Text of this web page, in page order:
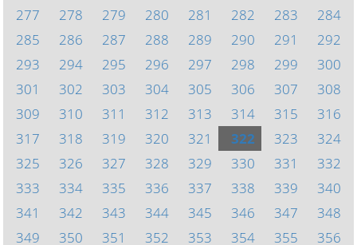
277
278 279 280 281 282 283
284
285
286 287 288 289 290 291
292
293
294 295 296 297 298 299
300
301
302 303 304 305 306 307
308
309
310 311 312 313 314 315
316
317
318 319 320 321 322 323
324
325
326 327 328 329 330 331
332
333
334 335 336 337 338 339
340
341
342 343 344 345 346 347
348
349
350 351 352 353 354 355 356